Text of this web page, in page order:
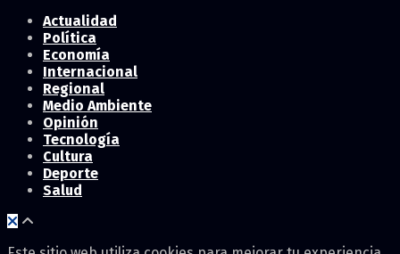
Actualidad
Política
Economía
Internacional
Regional
Medio Ambiente
Opinión
Tecnología
Cultura
Deporte
Salud